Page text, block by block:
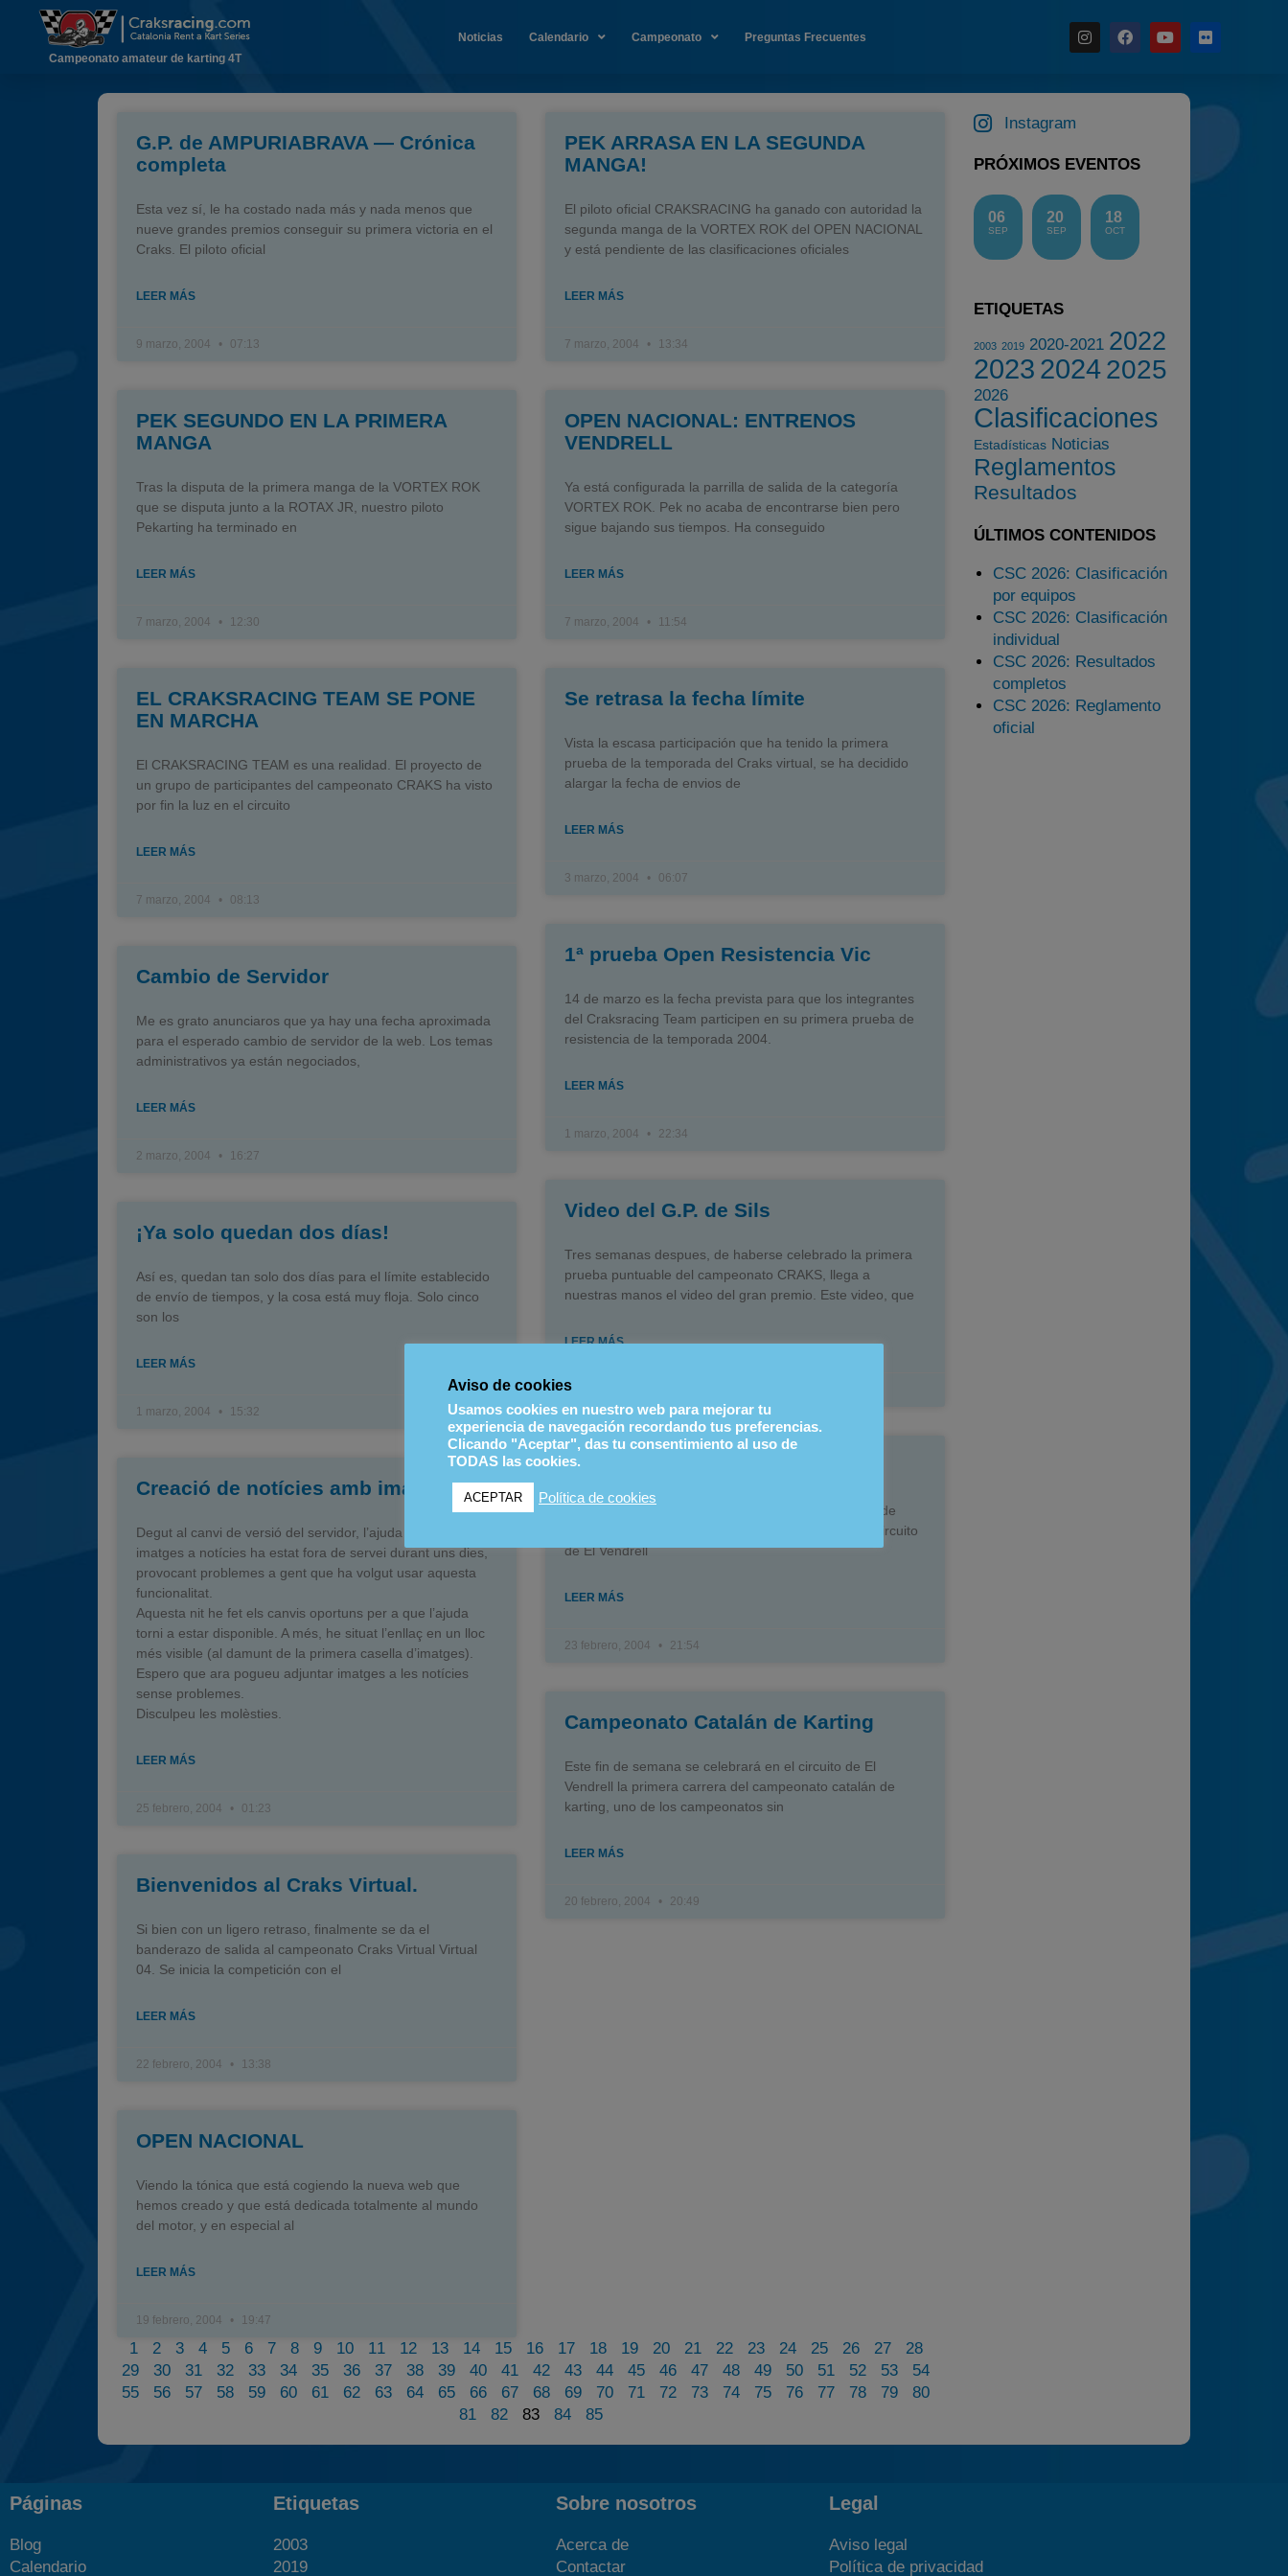
Calendario
Campeonato
Campeonato amateur de karting 4T
Noticias Calendario Campeonato Preguntas Frecuentes
G.P. de AMPURIABRAVA — Crónica
completa
Esta vez sí, le ha costado nada más y nada menos que
nueve grandes premios conseguir su primera victoria en el
Craks. El piloto oficial
LEER MÁS
9 marzo, 2004 07:13
PEK ARRASA EN LA SEGUNDA
MANGA!
El piloto oficial CRAKSRACING ha ganado con autoridad la
segunda manga de la VORTEX ROK del OPEN NACIONAL
y está pendiente de las clasificaciones oficiales
LEER MÁS
7 marzo, 2004 13:34
PEK SEGUNDO EN LA PRIMERA
MANGA
Tras la disputa de la primera manga de la VORTEX ROK
que se disputa junto a la ROTAX JR, nuestro piloto
Pekarting ha terminado en
LEER MÁS
7 marzo, 2004 12:30
OPEN NACIONAL: ENTRENOS
VENDRELL
Ya está configurada la parrilla de salida de la categoría
VORTEX ROK. Pek no acaba de encontrarse bien pero
sigue bajando sus tiempos. Ha conseguido
LEER MÁS
7 marzo, 2004 11:54
EL CRAKSRACING TEAM SE PONE
EN MARCHA
El CRAKSRACING TEAM es una realidad. El proyecto de
un grupo de participantes del campeonato CRAKS ha visto
por fin la luz en el circuito
LEER MÁS
7 marzo, 2004 08:13
Se retrasa la fecha límite
Vista la escasa participación que ha tenido la primera
prueba de la temporada del Craks virtual, se ha decidido
alargar la fecha de envios de
LEER MÁS
3 marzo, 2004 06:07
Cambio de Servidor
Me es grato anunciaros que ya hay una fecha aproximada
para el esperado cambio de servidor de la web. Los temas
administrativos ya están negociados,
LEER MÁS
2 marzo, 2004 16:27
1ª prueba Open Resistencia Vic
14 de marzo es la fecha prevista para que los integrantes
del Craksracing Team participen en su primera prueba de
resistencia de la temporada 2004.
LEER MÁS
1 marzo, 2004 22:34
¡Ya solo quedan dos días!
Así es, quedan tan solo dos días para el límite establecido
de envío de tiempos, y la cosa está muy floja. Solo cinco
son los
LEER MÁS
1 marzo, 2004 15:32
Video del G.P. de Sils
Tres semanas despues, de haberse celebrado la primera
prueba puntuable del campeonato CRAKS, llega a
nuestras manos el video del gran premio. Este video, que
LEER MÁS
25 febrero, 2004
Creació de notícies amb imatges
Degut al canvi de versió del servidor, l’ajuda per adjuntar
imatges a notícies ha estat fora de servei durant uns dies,
provocant problemes a gent que ha volgut usar aquesta
funcionalitat.
Aquesta nit he fet els canvis oportuns per a que l’ajuda
torni a estar disponible. A més, he situat l’enllaç en un lloc
més visible (al damunt de la primera casella d’imatges).
Espero que ara pogueu adjuntar imatges a les notícies
sense problemes.
Disculpeu les molèsties.
LEER MÁS
25 febrero, 2004 01:23
Campeonato Catalán de Karting
El sábado 22 de febrero se dio por fin el banderazo de
salida al campeonato de Cataluña de Karting en el circuito
de El Vendrell
LEER MÁS
23 febrero, 2004 21:54
Bienvenidos al Craks Virtual.
Si bien con un ligero retraso, finalmente se da el
banderazo de salida al campeonato Craks Virtual Virtual
04. Se inicia la competición con el
LEER MÁS
22 febrero, 2004 13:38
Campeonato Catalán de Karting
Este fin de semana se celebrará en el circuito de El
Vendrell la primera carrera del campeonato catalán de
karting, uno de los campeonatos sin
LEER MÁS
20 febrero, 2004 20:49
OPEN NACIONAL
Viendo la tónica que está cogiendo la nueva web que
hemos creado y que está dedicada totalmente al mundo
del motor, y en especial al
LEER MÁS
19 febrero, 2004 19:47
1 2 3 4 5 6 7 8 9 10 11 12 13 14 15 16 17 18 19 20 21 22 23 24 25 26 27
28
29
30 31 32 33 34 35 36 37 38 39 40 41 42 43 44 45 46 47 48 49 50 51 52 53
54
55
56 57 58 59 60 61 62 63 64 65 66 67 68 69 70 71 72 73 74 75 76 77 78 79
80
81
82 83 84 85
Instagram
PRÓXIMOS EVENTOS
06
SEP
20
SEP
18
OCT
ETIQUETAS
2003 2019 2020-2021 2022
2023 20242025
2026
Clasificaciones
Estadísticas Noticias
Reglamentos
Resultados
ÚLTIMOS CONTENIDOS
CSC 2026: Clasificación
por equipos
CSC 2026: Clasificación
individual
CSC 2026: Resultados
completos
CSC 2026: Reglamento
oficial
Páginas
Blog
Calendario
Etiquetas
2003
2019
Sobre nosotros
Acerca de
Contactar
Legal
Aviso legal
Política de privacidad
Aviso de cookies
Usamos cookies en nuestro web para mejorar tu
experiencia de navegación recordando tus preferencias.
Clicando "Aceptar", das tu consentimiento al uso de
TODAS las cookies.
ACEPTAR Política de cookies